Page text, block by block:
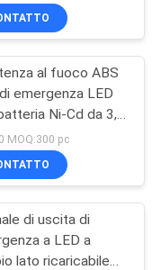
LED
20
di ricarica di
al fuoco ABS
emergenza LED
Ni-Cd da 3,6
superiore a 3
MOQ:300 pc
di uscita di
a LED a
lato ricaricabile